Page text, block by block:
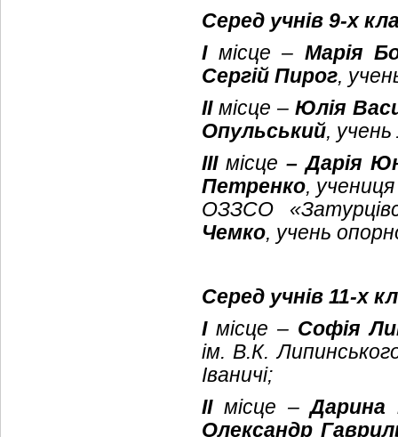
Серед учнів 9-х
Імісце – Марія
Сергій Пирог,
ІІмісце –Юлія
Опульський,
ІІІ місце – Дарія
Петренко,
ОЗЗСО
Чемко, учень
Серед учнів 11-х
Імісце – Софія
ім. В.К.
Іваничі;
ІІ місце –Дарина
Олександр